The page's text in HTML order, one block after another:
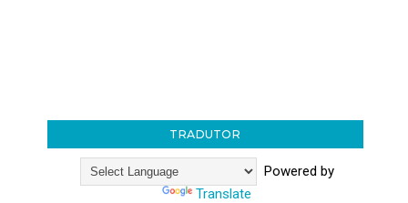
TRADUTOR
Powered by
Translate